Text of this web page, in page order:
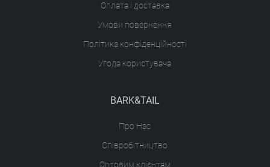
Оплата і доставка
Умови повернення
Політика конфіденційності
Угода користувача
BARK&TAIL
Про Нас
Співробітництво
Оптовим клієнтам